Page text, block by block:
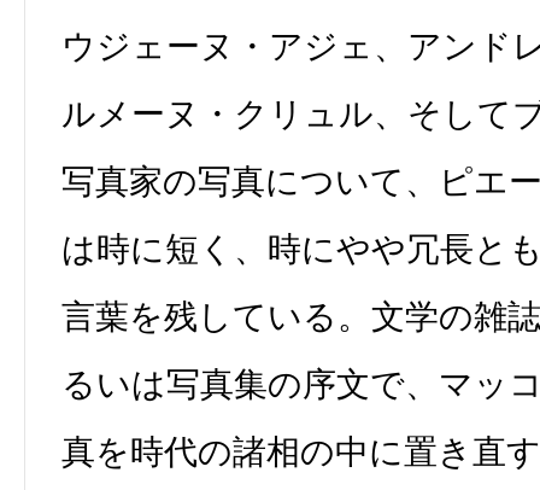
ウジェーヌ・アジェ、アンド
ルメーヌ・クリュル、そして
写真家の写真について、ピエ
は時に短く、時にやや冗長と
言葉を残している。文学の雑
るいは写真集の序文で、マッ
真を時代の諸相の中に置き直